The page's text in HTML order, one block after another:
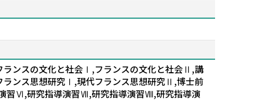
ンスの文化と社会Ⅰ,フランスの文化と社会Ⅱ,講
ンス思想研究Ⅰ,現代フランス思想研究Ⅱ,博士前
習Ⅵ,研究指導演習Ⅶ,研究指導演習Ⅷ,研究指導演